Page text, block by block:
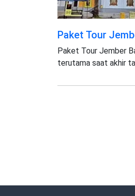
Paket Tour
Paket Tour Jember
terutama saat akhir